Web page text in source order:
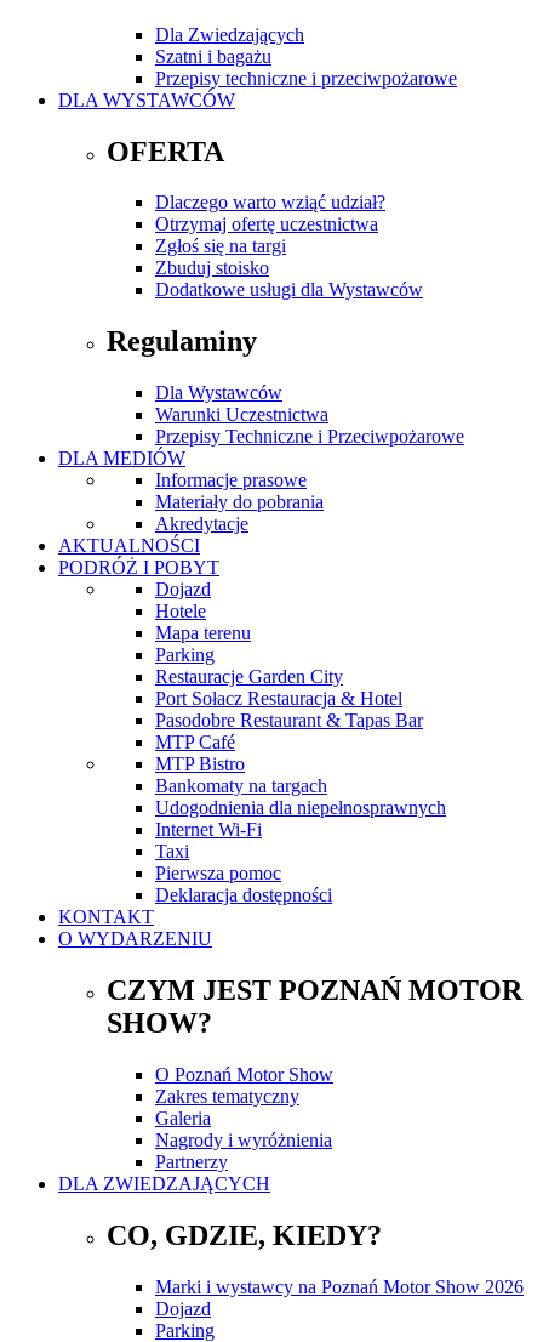
Dla Zwiedzających
Szatni i bagażu
Przepisy techniczne i przeciwpożarowe
DLA WYSTAWCÓW
OFERTA
Dlaczego warto wziąć udział?
Otrzymaj ofertę uczestnictwa
Zgłoś się na targi
Zbuduj stoisko
Dodatkowe usługi dla Wystawców
Regulaminy
Dla Wystawców
Warunki Uczestnictwa
Przepisy Techniczne i Przeciwpożarowe
DLA MEDIÓW
Informacje prasowe
Materiały do pobrania
Akredytacje
AKTUALNOŚCI
PODRÓŻ I POBYT
Dojazd
Hotele
Mapa terenu
Parking
Restauracje Garden City
Port Sołacz Restauracja & Hotel
Pasodobre Restaurant & Tapas Bar
MTP Café
MTP Bistro
Bankomaty na targach
Udogodnienia dla niepełnosprawnych
Internet Wi-Fi
Taxi
Pierwsza pomoc
Deklaracja dostępności
KONTAKT
O WYDARZENIU
CZYM JEST POZNAŃ MOTOR
SHOW?
O Poznań Motor Show
Zakres tematyczny
Galeria
Nagrody i wyróżnienia
Partnerzy
DLA ZWIEDZAJĄCYCH
CO, GDZIE, KIEDY?
Marki i wystawcy na Poznań Motor Show 2026
Dojazd
Parking